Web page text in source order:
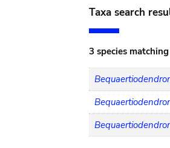
Taxa search
3 species